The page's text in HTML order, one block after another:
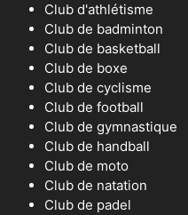
Club d'athlétisme
Club de badminton
Club de basketball
Club de boxe
Club de cyclisme
Club de football
Club de gymnastique
Club de handball
Club de moto
Club de natation
Club de padel